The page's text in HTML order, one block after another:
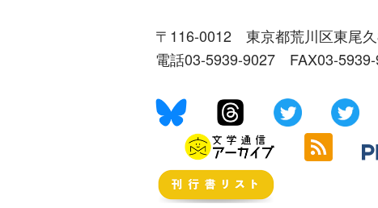
〒116-0012 東京都荒川区東尾
電話03-5939-9027 FAX03-